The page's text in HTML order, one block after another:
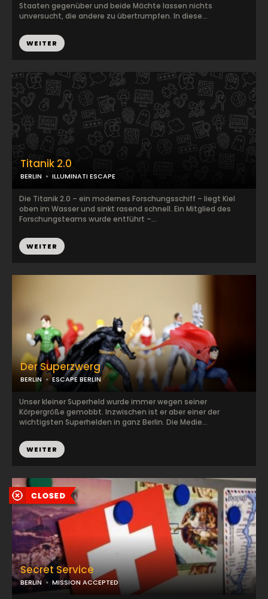
Titanik 2.0
BERLIN ILLUMINATI ESCAPE
Die Titanik 2.0 – ein modernes Forschungsschiff – liegt Kiel
oben im Wasser und sinkt rasend schnell. Ein Mitglied des
Forschungsteams wurde entführt –...
WEITER
Staaten gegenüber und beide Mächte lassen nichts
unversucht, die andere zu übertrumpfen. In diese...
WEITER
Der Superzwerg
BERLIN ESCAPE BERLIN
Unser kleiner Superheld wurde immer wegen seiner
Körpergröße gemobbt. Inzwischen ist er aber einer der
wichtigsten Superhelden in ganz Berlin. Die Medie...
WEITER
Secret Service
BERLIN MISSION ACCEPTED